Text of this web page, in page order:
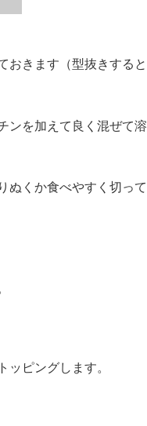
おきます（型抜きすると
ンを加えて良く混ぜて溶
くか食べやすく切って
ピングします。